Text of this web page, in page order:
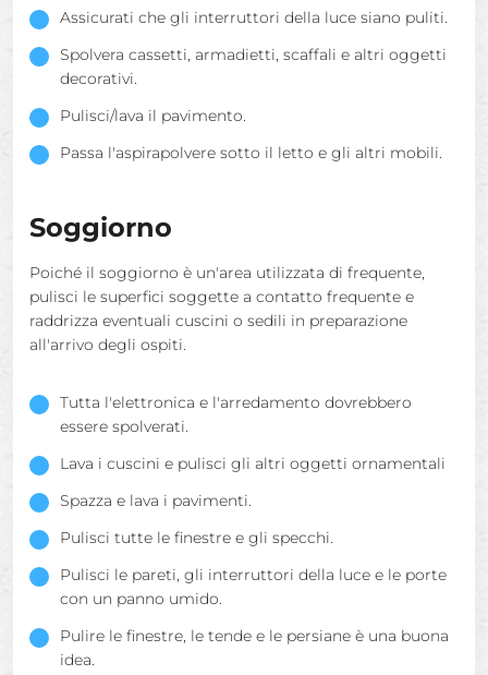
Assicurati che gli interruttori della luce siano puliti.
Spolvera cassetti, armadietti, scaffali e altri oggetti
decorativi.
Pulisci/lava il pavimento.
Passa l'aspirapolvere sotto il letto e gli altri mobili.
Soggiorno
Poiché il soggiorno è un'area utilizzata di frequente,
pulisci le superfici soggette a contatto frequente e
raddrizza eventuali cuscini o sedili in preparazione
all'arrivo degli ospiti.
Tutta l'elettronica e l'arredamento dovrebbero
essere spolverati.
Lava i cuscini e pulisci gli altri oggetti ornamentali
Spazza e lava i pavimenti.
Pulisci tutte le finestre e gli specchi.
Pulisci le pareti, gli interruttori della luce e le porte
con un panno umido.
Pulire le finestre, le tende e le persiane è una buona
idea.